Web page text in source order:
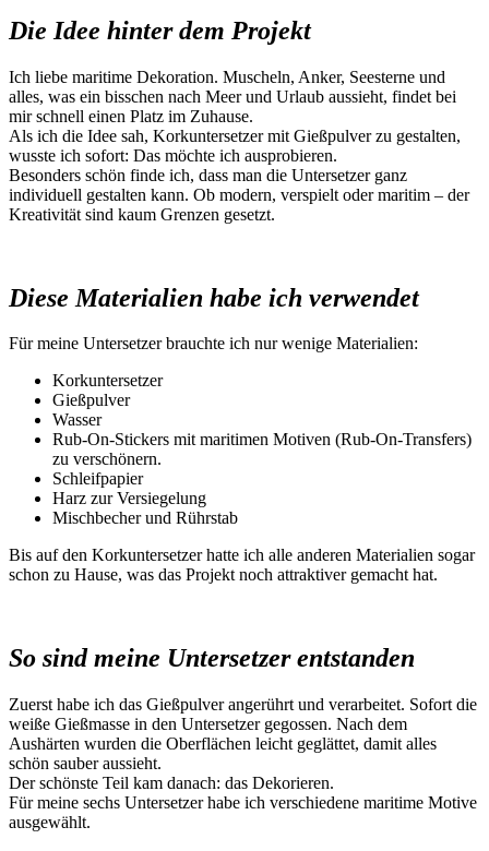
Die Idee hinter dem Projekt
Ich liebe maritime Dekoration. Muscheln, Anker, Seesterne und
alles, was ein bisschen nach Meer und Urlaub aussieht, findet bei
mir schnell einen Platz im Zuhause.
Als ich die Idee sah, Korkuntersetzer mit Gießpulver zu gestalten,
wusste ich sofort: Das möchte ich ausprobieren.
Besonders schön finde ich, dass man die Untersetzer ganz
individuell gestalten kann. Ob modern, verspielt oder maritim – der
Kreativität sind kaum Grenzen gesetzt.
Diese Materialien habe ich verwendet
Für meine Untersetzer brauchte ich nur wenige Materialien:
Korkuntersetzer
Gießpulver
Wasser
Rub-On-Stickers mit maritimen Motiven (Rub-On-Transfers)
zu verschönern.
Schleifpapier
Harz zur Versiegelung
Mischbecher und Rührstab
Bis auf den Korkuntersetzer hatte ich alle anderen Materialien sogar
schon zu Hause, was das Projekt noch attraktiver gemacht hat.
So sind meine Untersetzer entstanden
Zuerst habe ich das Gießpulver angerührt und verarbeitet. Sofort die
weiße Gießmasse in den Untersetzer gegossen. Nach dem
Aushärten wurden die Oberflächen leicht geglättet, damit alles
schön sauber aussieht.
Der schönste Teil kam danach: das Dekorieren.
Für meine sechs Untersetzer habe ich verschiedene maritime Motive
ausgewählt.